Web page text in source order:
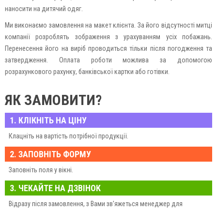
наносити на дитячий одяг.
Ми виконаємо замовлення на макет клієнта. За його відсутності митці
компанії розроблять зображення з урахуванням усіх побажань.
Перенесення його на виріб проводиться тільки після погодження та
затвердження. Оплата роботи можлива за допомогою
розрахункового рахунку, банківської картки або готівки.
ЯК ЗАМОВИТИ?
1. КЛІКНІТЬ НА ЦІНУ
Клацніть на вартість потрібної продукції.
2. ЗАПОВНІТЬ ФОРМУ
Заповніть поля у вікні.
3. ЧЕКАЙТЕ НА ДЗВІНОК
Відразу після замовлення, з Вами зв'яжеться менеджер для